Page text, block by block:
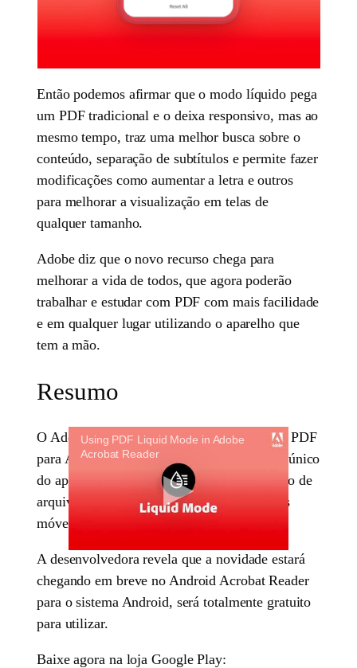
Então podemos afirmar que o modo líquido pega
um PDF tradicional e o deixa responsivo, mas ao
mesmo tempo, traz uma melhor busca sobre o
conteúdo, separação de subtítulos e permite fazer
modificações como aumentar a letra e outros
para melhorar a visualização em telas de
qualquer tamanho.
Adobe diz que o novo recurso chega para
melhorar a vida de todos, que agora poderão
trabalhar e estudar com PDF com mais facilidade
e em qualquer lugar utilizando o aparelho que
tem a mão.
Resumo
Using PDF Liquid Mode in Adobe
Acrobat Reader
O Adobe Reader se torna o melhor leitor de PDF
para Android, o modo líquido é um recurso único
do aplicativo, o que deixa a leitura desse tipo de
arquivo totalmente otimizada para aparelhos
móveis.
A desenvolvedora revela que a novidade estará
chegando em breve no Android Acrobat Reader
para o sistema Android, será totalmente gratuito
para utilizar.
Baixe agora na loja Google Play: